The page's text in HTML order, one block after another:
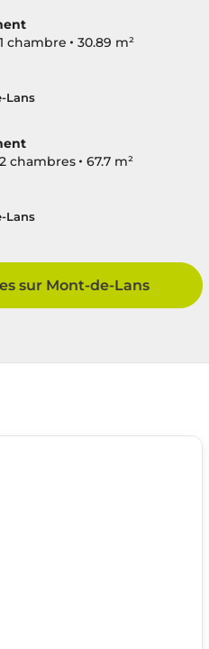
1 chambre
30.89 m²
Lans
2 chambres
67.7 m²
Lans
sur Mont-de-Lans